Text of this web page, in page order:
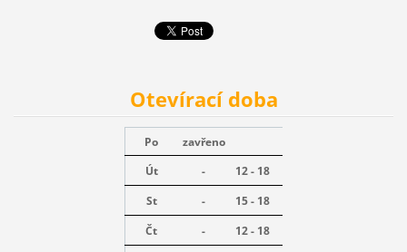
Otevírací doba
Po
zavřeno
Út
-
12 - 18
St
-
15 - 18
Čt
-
12 - 18